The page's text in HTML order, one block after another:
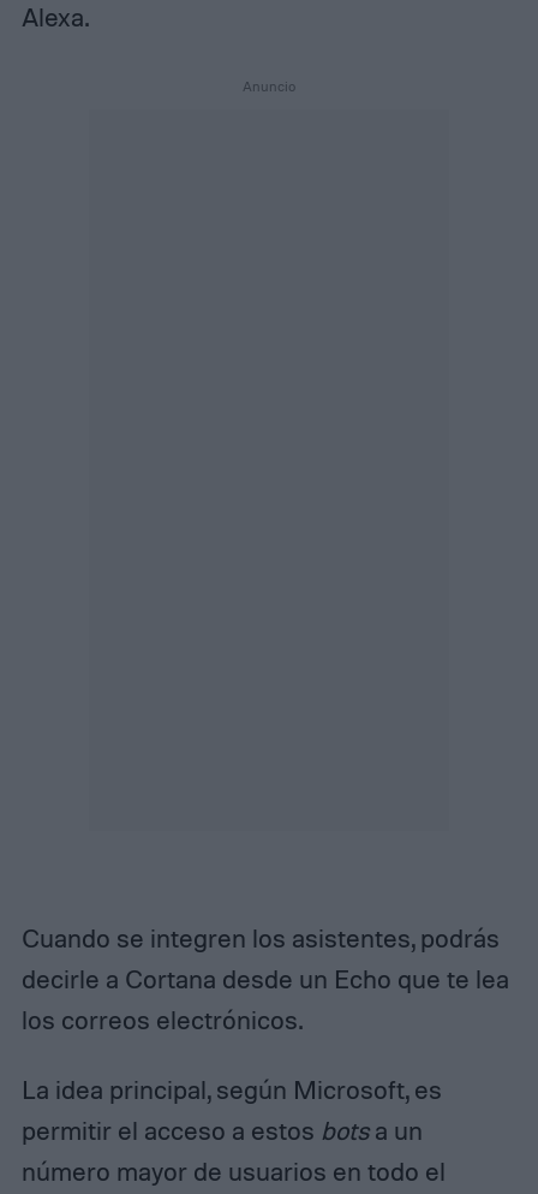
Alexa.
Cuando se integren los asistentes, podrás
decirle a Cortana desde un Echo que te lea
los correos electrónicos.
La idea principal, según Microsoft, es
permitir el acceso a estos botsa un
número mayor de usuarios en todo el